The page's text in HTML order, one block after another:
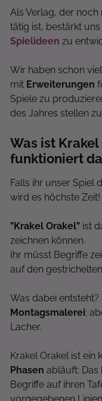
Als Verlag, der
tätig ist, bestärkt
Spielideen zu
Wir haben schon
mit Erweiterungen
Spiele zu
des Jahres stellen
Was ist
funktioniert
Falls ihr unser Spiel
wird es höchste Zeit!
"Krakel Orakel" ist
zeichnen können.
Ihr müsst Begriffe
auf den
Was dabei
Montagsmalerei;
Lacher.
Krakel Orakel ist ein
Phasen abläuft: Das
Begriffe auf ihren